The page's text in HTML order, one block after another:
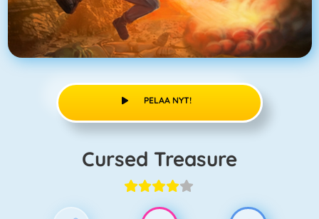
PELAA NYT!
Cursed Treasure